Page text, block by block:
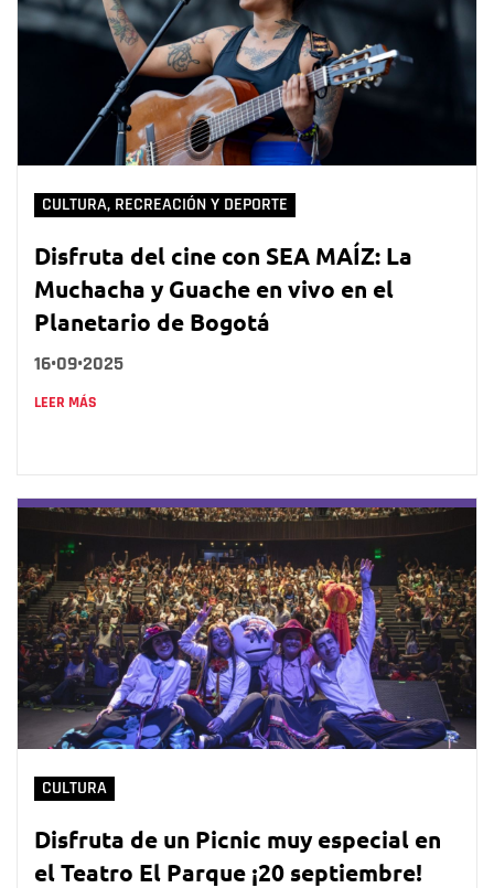
CULTURA, RECREACIÓN Y DEPORTE
Disfruta del cine con SEA MAÍZ: La
Muchacha y Guache en vivo en el
Planetario de Bogotá
16•09•2025
LEER MÁS
CULTURA
Disfruta de un Picnic muy especial en
el Teatro El Parque ¡20 septiembre!